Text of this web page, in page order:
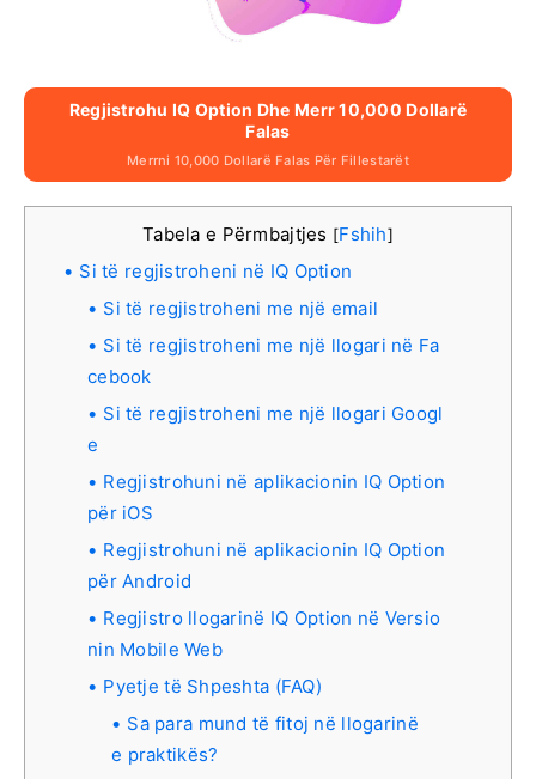
Regjistrohu IQ Option Dhe Merr 10,000 Dollarë
Falas
Merrni 10,000 Dollarë Falas Për Fillestarët
Tabela e Përmbajtjes [Fshih]
Si të regjistroheni në IQ Option
Si të regjistroheni me një email
Si të regjistroheni me një llogari në Fa
cebook
Si të regjistroheni me një llogari Googl
e
Regjistrohuni në aplikacionin IQ Option
për iOS
Regjistrohuni në aplikacionin IQ Option
për Android
Regjistro llogarinë IQ Option në Versio
nin Mobile Web
Pyetje të Shpeshta (FAQ)
Sa para mund të fitoj në llogarinë
e praktikës?